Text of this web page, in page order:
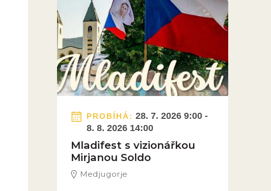
Obrázek novinky
PROBÍHÁ: 28. 7. 2026 9:00 -
8. 8. 2026 14:00
Mladifest s vizionářkou
Mirjanou Soldo
Medjugorje